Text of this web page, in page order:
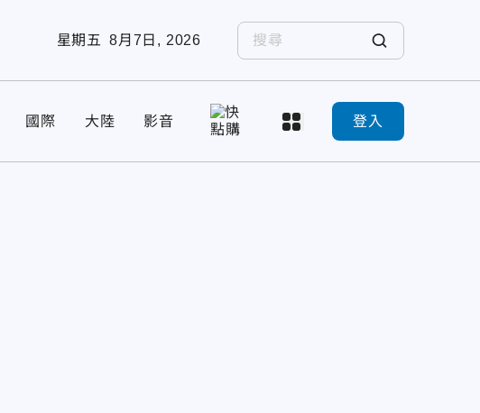
星期五 8月7日, 2026
國際 大陸 影音 登入